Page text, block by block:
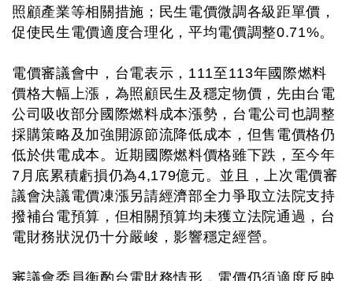
照顧產業等相關措施；民生電價微調各級距單價，
促使民生電價適度合理化，平均電價調整0.71%。
電價審議會中，台電表示，111至113年國際燃料
價格大幅上漲，為照顧民生及穩定物價，先由台電
公司吸收部分國際燃料成本漲勢，台電公司也調整
採購策略及加強開源節流降低成本，但售電價格仍
低於供電成本。近期國際燃料價格雖下跌，至今年
7月底累積虧損仍為4,179億元。並且，上次電價審
議會決議電價凍漲另請經濟部全力爭取立法院支持
撥補台電預算，但相關預算均未獲立法院通過，台
電財務狀況仍十分嚴峻，影響穩定經營。
審議會委員衡酌台電財務情形，電價仍須適度反映